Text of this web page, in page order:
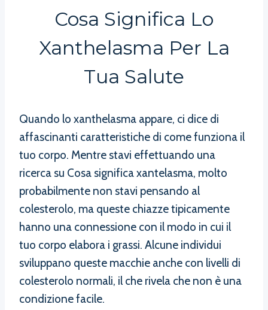
Cosa Significa Lo
Xanthelasma Per La
Tua Salute
Quando lo xanthelasma appare, ci dice di
affascinanti caratteristiche di come funziona il
tuo corpo. Mentre stavi effettuando una
ricerca su Cosa significa xantelasma, molto
probabilmente non stavi pensando al
colesterolo, ma queste chiazze tipicamente
hanno una connessione con il modo in cui il
tuo corpo elabora i grassi. Alcune individui
sviluppano queste macchie anche con livelli di
colesterolo normali, il che rivela che non è una
condizione facile.